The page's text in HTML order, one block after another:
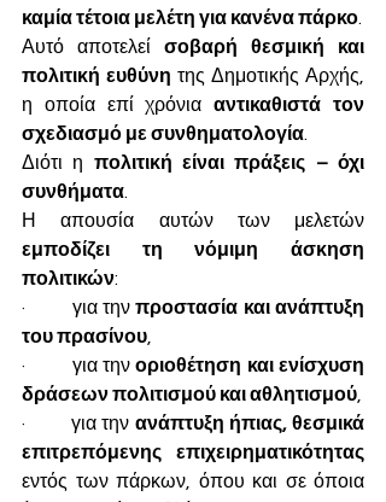
καμία τέτοια μελέτη για κανένα πάρκο
Αυτό αποτελεί σοβαρή θεσμική και
πολιτική ευθύνη της Δημοτικής Αρχής,
η οποία επί χρόνια αντικαθιστά τον
σχεδιασμό με συνθηματολογία
Διότι η πολιτική είναι πράξεις – όχι
συνθήματα
εμποδίζει τη νόμιμη άσκηση
πολιτικών:
·         για την προστασία και ανάπτυξη
του πρασίνου
·         για την οριοθέτηση και ενίσχυση
δράσεων πολιτισμού και αθλητισμού
·         για την ανάπτυξη ήπιας, θεσμικά
επιτρεπόμενης επιχειρηματικότητας
εντός των πάρκων, όπου και σε όποια